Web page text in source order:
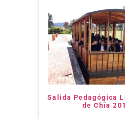
Salida Pedagógica
de Chía